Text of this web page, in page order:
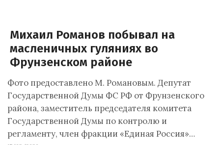
Михаил Романов побывал на
масленичных гуляниях во
Фрунзенском районе
Фото предоставлено М. Романовым. Депутат
Государственной Думы ФС РФ от Фрунзенского
района, заместитель председателя комитета
Государственной Думы по контролю и
регламенту, член фракции «Единая Россия»…